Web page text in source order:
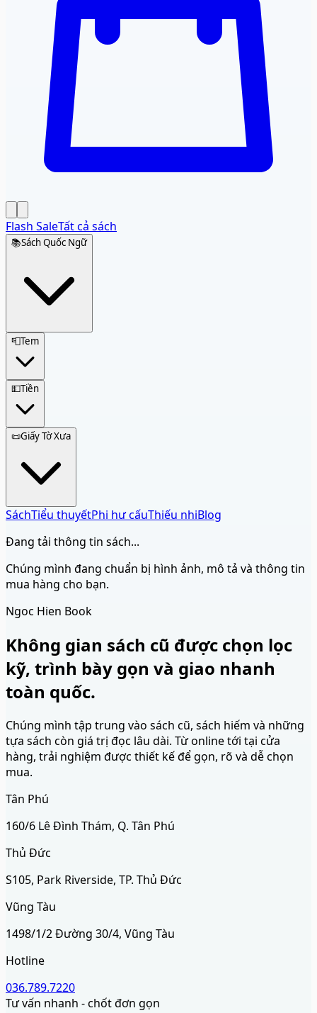
Flash SaleTất cả sách
📚Sách Quốc Ngữ
📮Tem
💵Tiền
📜Giấy Tờ Xưa
SáchTiểu thuyếtPhi hư cấuThiếu nhiBlog
Đang tải thông tin sách...
Chúng mình đang chuẩn bị hình ảnh, mô tả và thông tin
mua hàng cho bạn.
Ngoc Hien Book
Không gian sách cũ được chọn lọc
kỹ, trình bày gọn và giao nhanh
toàn quốc.
Chúng mình tập trung vào sách cũ, sách hiếm và những
tựa sách còn giá trị đọc lâu dài. Từ online tới tại cửa
hàng, trải nghiệm được thiết kế để gọn, rõ và dễ chọn
mua.
Tân Phú
160/6 Lê Đình Thám, Q. Tân Phú
Thủ Đức
S105, Park Riverside, TP. Thủ Đức
Vũng Tàu
1498/1/2 Đường 30/4, Vũng Tàu
Hotline
036.789.7220
Tư vấn nhanh - chốt đơn gọn